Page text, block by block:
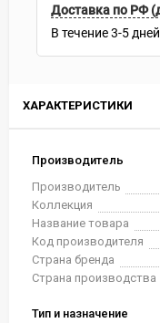
ХАРАКТЕРИСТИКИ
Производитель
Производитель
Коллекция
Название товара
Код производителя
Страна бренда
Страна производства
Тип и назначение
Доставка по РФ
В течение3-5 дней